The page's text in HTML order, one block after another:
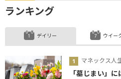
ランキング
デイリー
マネックス人
「墓じまい」
ウイー